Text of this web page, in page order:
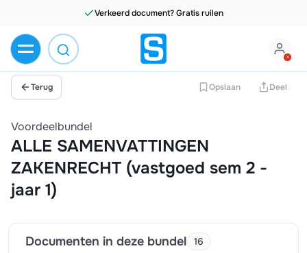
Verkeerd document? Gratis ruilen
Terug Opslaan Deel
Voordeelbundel
ALLE SAMENVATTINGEN
ZAKENRECHT (vastgoed sem 2 -
jaar 1)
Documenten in deze bundel 16